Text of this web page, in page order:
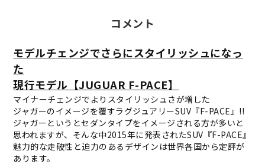
コメント
モデルチェンジでさらにスタイリッシュになっ
た
現行モデル【JUGUAR F-PACE】
マイナーチェンジでよりスタイリッシュさが増した
ジャガーのイメージを覆すラグジュアリーSUV『F-PACE』!!
ジャガーというとセダンタイプをイメージされる方が多いと
思われますが、そんな中2015年に発表されたSUV『F-PACE』
魅力的な走破性と迫力のあるデザインは世界各国から定評が
あります。